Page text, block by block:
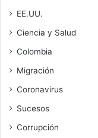
EE.UU.
Ciencia y Salud
Colombia
Migración
Coronavirus
Sucesos
Corrupción